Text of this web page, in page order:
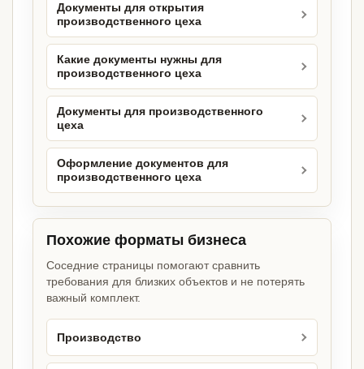
Документы для открытия
производственного цеха
Какие документы нужны для
производственного цеха
Документы для производственного
цеха
Оформление документов для
производственного цеха
Похожие форматы бизнеса
Соседние страницы помогают сравнить
требования для близких объектов и не потерять
важный комплект.
Производство